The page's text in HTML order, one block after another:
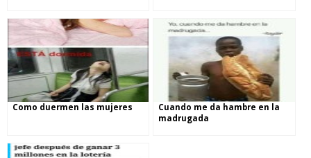
Como duermen las mujeres
Cuando me da hambre en la
madrugada